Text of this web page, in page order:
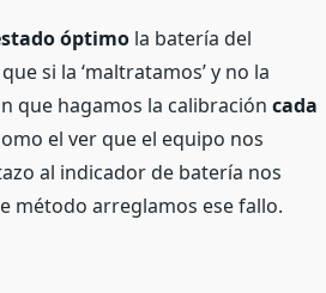
óptimo la batería del
que si la ‘maltratamos’ y no la
que hagamos la calibracióncada
el ver que el equipo nos
al indicador de batería nos
método arreglamos ese fallo.